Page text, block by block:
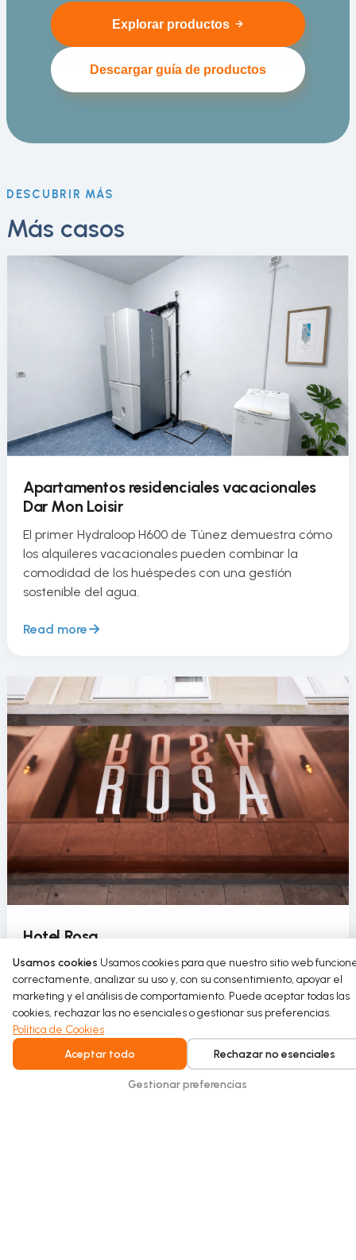
Explorar productos
Descargar guía de productos
DESCUBRIR MÁS
Más casos
Apartamentos residenciales vacacionales
Dar Mon Loisir
El primer Hydraloop H600 de Túnez demuestra cómo
los alquileres vacacionales pueden combinar la
comodidad de los huéspedes con una gestión
sostenible del agua.
Read more
Hotel Rosa.
El Hotel Rosa, frente a la playa, recicla agua con una
Cascade de 4 unidades Hydraloop, reduciendo el uso
de agua potable sin afectar la comodidad de los
huéspedes.
Read more
Usamos cookies Usamos cookies para que nuestro sitio web
correctamente, analizar su uso y, con su consentimiento, apoyar el
marketing y el análisis de comportamiento. Puede aceptar todas las
cookies, rechazar las no esenciales o gestionar sus preferencias.
Política de Cookies
Aceptar todo
Rechazar no esenciales
Gestionar preferencias